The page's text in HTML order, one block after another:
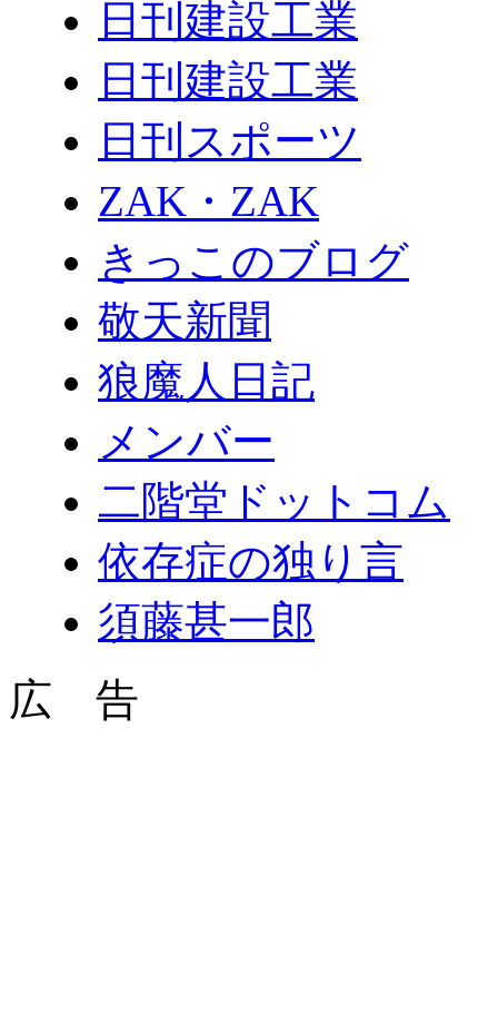
日刊建設工業
日刊建設工業
日刊スポーツ
ZAK・ZAK
きっこのブログ
敬天新聞
狼魔人日記
メンバー
二階堂ドットコム
依存症の独り言
須藤甚一郎
広 告